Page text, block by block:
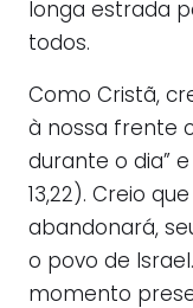
longa estrada
todos.
Como Cristã,
à nossa frente
durante o dia”
13,22). Creio
abandonará,
o povo de
momento